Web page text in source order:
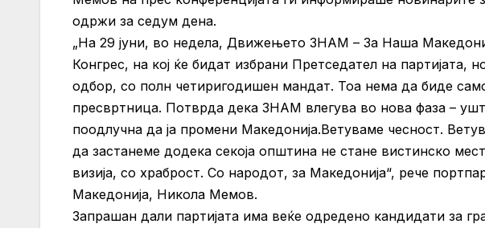
одржи за седум дена.
„На 29 јуни, во недела, Движењето ЗНАМ – За Наша
Конгрес, на кој ќе бидат избрани Претседател на
одбор, со полн четиригодишен мандат. Тоа нема да биде
пресвртница. Потврда дека ЗНАМ влегува во нова фаза –
поодлучна да ја промени Македонија.Ветуваме чесност.
да застанеме додека секоја општина не стане вистинско
визија, со храброст. Со народот, за Македонија“, рече
Македонија, Никола Мемов.
Запрашан дали партијата има веќе одредено кандидати за